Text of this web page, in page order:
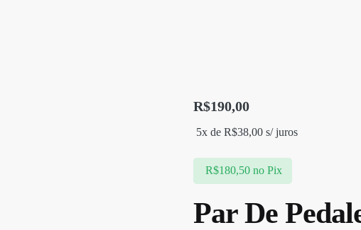
R$190,00
5x de R$38,00s/ juros
R$180,50 no Pix
Par De